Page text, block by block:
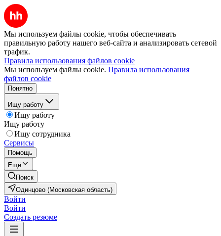
Мы используем файлы cookie, чтобы обеспечивать
правильную работу нашего веб-сайта и анализировать сетевой
трафик.
Правила использования файлов cookie
Мы используем файлы cookie. Правила использования
файлов cookie
Понятно
Ищу работу
Ищу работу
Ищу работу
Ищу сотрудника
Сервисы
Помощь
Ещё
Поиск
Одинцово (Московская область)
Войти
Войти
Создать резюме